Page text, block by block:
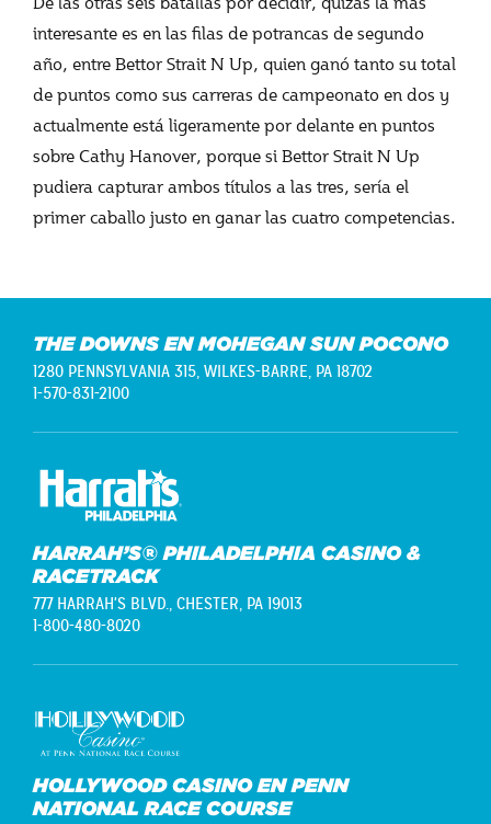
interesante es en las filas de potrancas de segundo
año, entre Bettor Strait N Up, quien ganó tanto su total
de puntos como sus carreras de campeonato en dos y
actualmente está ligeramente por delante en puntos
sobre Cathy Hanover, porque si Bettor Strait N Up
pudiera capturar ambos títulos a las tres, sería el
primer caballo justo en ganar las cuatro competencias.
THE DOWNS EN MOHEGAN SUN POCONO
1280 PENNSYLVANIA 315, WILKES-BARRE, PA 18702
1-570-831-2100
HARRAH’S® PHILADELPHIA CASINO &
RACETRACK
777 HARRAH'S BLVD., CHESTER, PA 19013
1-800-480-8020
HOLLYWOOD CASINO EN PENN
NATIONAL RACE COURSE